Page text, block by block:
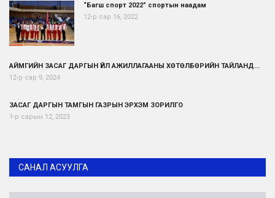
“Багш спорт 2022” спортын наадам
12-р сар 16, 2022
АЙМГИЙН ЗАСАГ ДАРГЫН ҮЙЛ АЖИЛЛАГААНЫ ХӨТӨЛБӨРИЙН ТАЙЛАНД...
12-р сар 9, 2024
ЗАСАГ ДАРГЫН ТАМГЫН ГАЗРЫН ЭРХЭМ ЗОРИЛГО
1-р сарын 12, 2023
САНАЛ АСУУЛГА